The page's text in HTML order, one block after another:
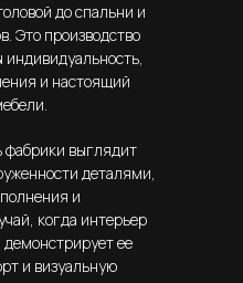
выглядит
деталями,
и
когда интерьер
демонстрирует ее
и визуальную
до спальни и
Это производство
и настоящий